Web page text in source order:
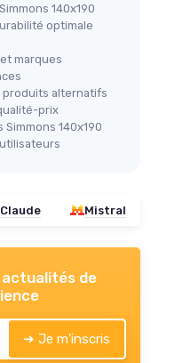
de Forme
pour un confort
140x190
optimale
marques
produits alternatifs
prix
140x190
Claude Mistral
de
➔ Je m'inscris